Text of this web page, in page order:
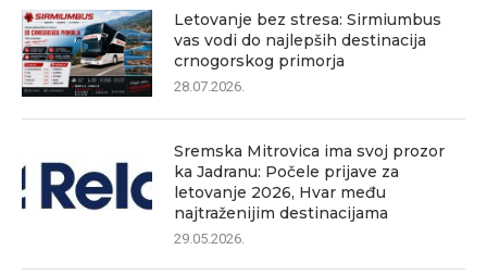
Letovanje bez stresa: Sirmiumbus
vas vodi do najlepših destinacija
crnogorskog primorja
28.07.2026.
Sremska Mitrovica ima svoj prozor
ka Jadranu: Počele prijave za
letovanje 2026, Hvar među
najtraženijim destinacijama
29.05.2026.